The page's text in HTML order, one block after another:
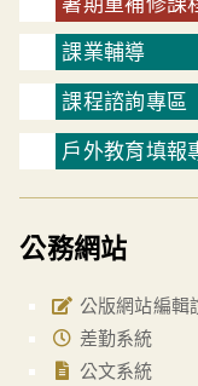
課業輔導
課程諮詢專區
戶外教育填報
公務網站
公版網站編輯
差勤系統
公文系統